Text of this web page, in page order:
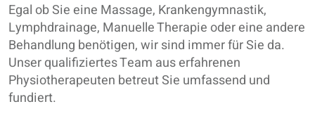
Egal ob Sie eine Massage, Krankengymnastik,
Lymphdrainage, Manuelle Therapie oder eine andere
Behandlung benötigen, wir sind immer für Sie da.
Unser qualifiziertes Team aus erfahrenen
Physiotherapeuten betreut Sie umfassend und
fundiert.